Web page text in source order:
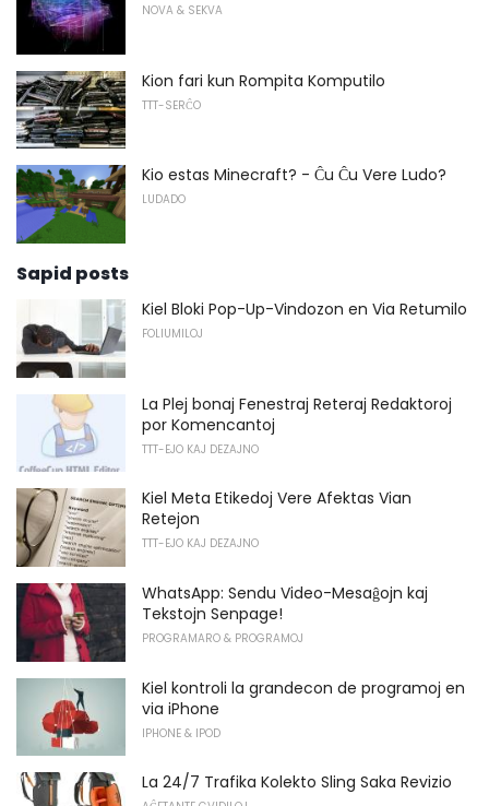
NOVA & SEKVA
Kion fari kun Rompita Komputilo
TTT-SERĈO
Kio estas Minecraft? - Ĉu Ĉu Vere Ludo?
LUDADO
Sapid posts
Kiel Bloki Pop-Up-Vindozon en Via Retumilo
FOLIUMILOJ
La Plej bonaj Fenestraj Reteraj Redaktoroj
por Komencantoj
TTT-EJO KAJ DEZAJNO
Kiel Meta Etikedoj Vere Afektas Vian
Retejon
TTT-EJO KAJ DEZAJNO
WhatsApp: Sendu Video-Mesaĝojn kaj
Tekstojn Senpage!
PROGRAMARO & PROGRAMOJ
Kiel kontroli la grandecon de programoj en
via iPhone
IPHONE & IPOD
La 24/7 Trafika Kolekto Sling Saka Revizio